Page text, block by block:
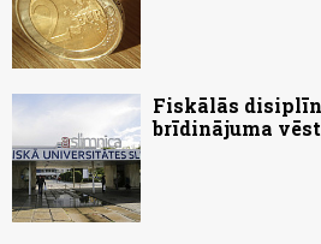
Fiskālās
brīdinājuma